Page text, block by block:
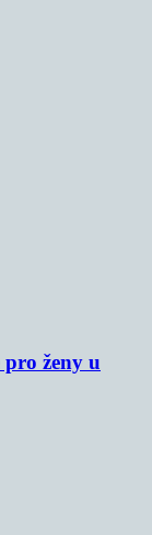
pro ženy u